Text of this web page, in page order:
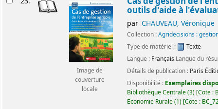
Image de
couverture
locale
outils d'aide à
par CHAUVEAU, Véronique
Collection :Agridecisions :
Type de matériel :
Texte
Langue : Français Langue du
Détails de publication : Paris
Disponibilité : Exemplaires
Bibliothèque Centrale(3) Cote :
Economie Rurale(1) Cote :